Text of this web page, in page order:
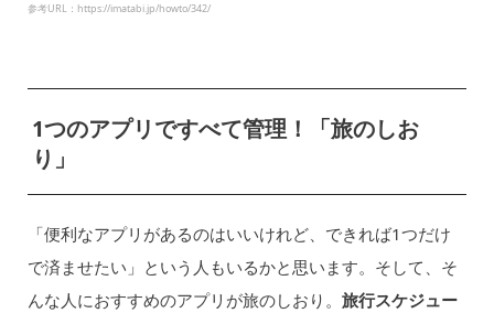
参考URL：https://imatabi.jp/howto/342/
1つのアプリですべて管理！「旅のしお
り」
「便利なアプリがあるのはいいけれど、できれば1つだけ
で済ませたい」という人もいるかと思います。そして、そ
んな人におすすめのアプリが旅のしおり。 旅行スケジュー